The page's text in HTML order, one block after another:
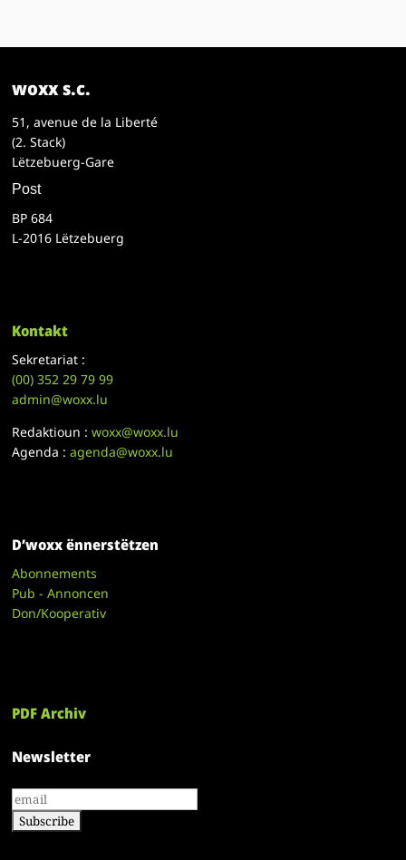
woxx s.c.
51, avenue de la Liberté
(2. Stack)
Lëtzebuerg-Gare
Post
BP 684
L-2016 Lëtzebuerg
Kontakt
Sekretariat :
(00)352 29 79 99
admin@woxx.lu
Redaktioun :woxx@woxx.lu
Agenda :agenda@woxx.lu
D’woxx ënnerstëtzen
Abonnements
Pub - Annoncen
Don/Kooperativ
PDF Archiv
Newsletter